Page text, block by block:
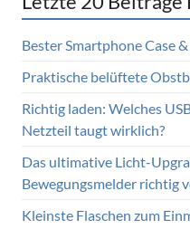
Bester Smartphone Case
Praktische belüftete
Richtig laden: Welches
Netzteil taugt wirklich?
Das ultimative Licht-
Bewegungsmelder richtig
Kleinste Flaschen zum